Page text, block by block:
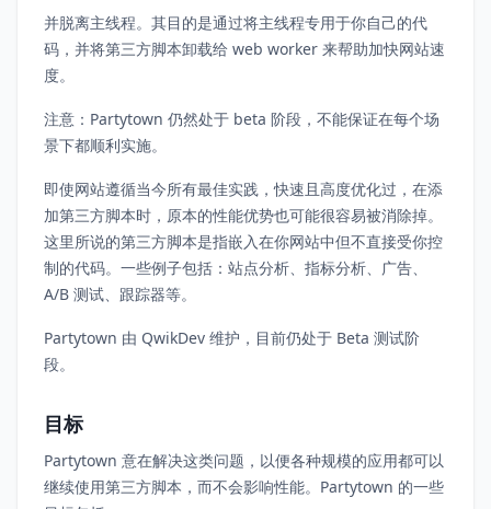
并脱离主线程。其目的是通过将主线程专用于你自己的代
码，并将第三方脚本卸载给 web worker 来帮助加快网站速
度。
注意：Partytown 仍然处于 beta 阶段，不能保证在每个场
景下都顺利实施。
即使网站遵循当今所有最佳实践，快速且高度优化过，在添
加第三方脚本时，原本的性能优势也可能很容易被消除掉。
这里所说的第三方脚本是指嵌入在你网站中但不直接受你控
制的代码。一些例子包括：站点分析、指标分析、广告、
A/B 测试、跟踪器等。
Partytown 由 QwikDev 维护，目前仍处于 Beta 测试阶
段。
目标
Partytown 意在解决这类问题，以便各种规模的应用都可以
继续使用第三方脚本，而不会影响性能。Partytown 的一些